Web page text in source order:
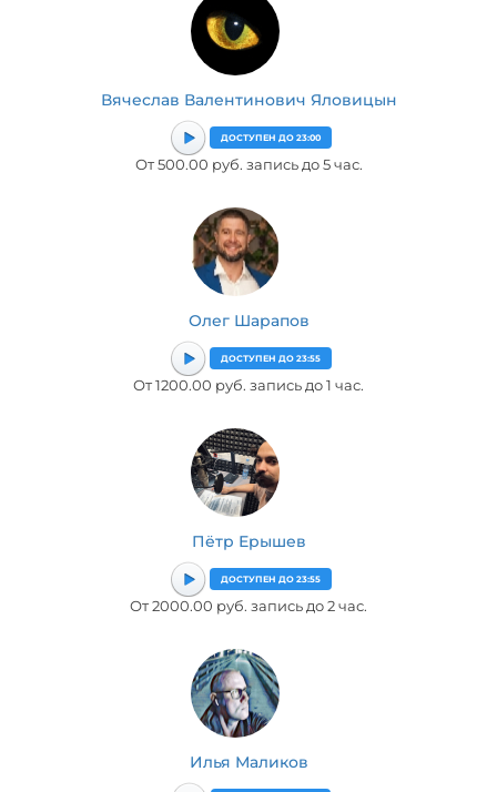
Вячеслав Валентинович Яловицын
ДОСТУПЕН ДО 23:00
От 500.00 руб. запись до 5 час.
Олег Шарапов
ДОСТУПЕН ДО 23:55
От 1200.00 руб. запись до 1 час.
Пётр Ерышев
ДОСТУПЕН ДО 23:55
От 2000.00 руб. запись до 2 час.
Илья Маликов